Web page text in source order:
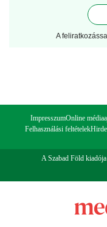
A
ImpresszumOnline
Felhasználási feltételek
A Szabad Föld